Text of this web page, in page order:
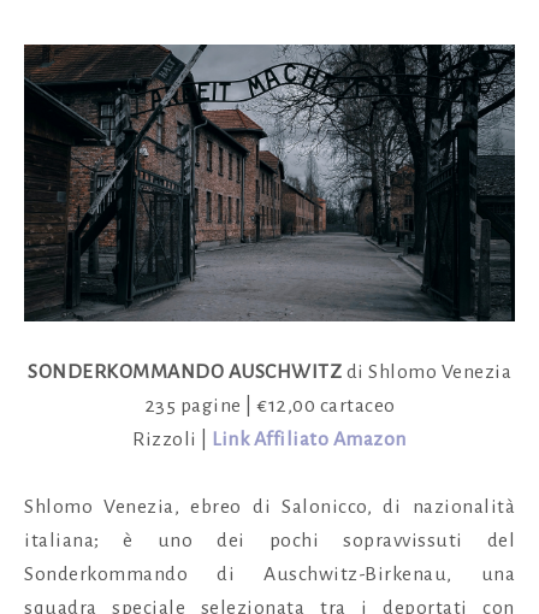
SONDERKOMMANDO AUSCHWITZ di Shlomo Venezia
235 pagine | €12,00 cartaceo
Rizzoli | Link Affiliato Amazon
Shlomo Venezia, ebreo di Salonicco, di nazionalità
italiana; è uno dei pochi sopravvissuti del
Sonderkommando di Auschwitz-Birkenau, una
squadra speciale selezionata tra i deportati con